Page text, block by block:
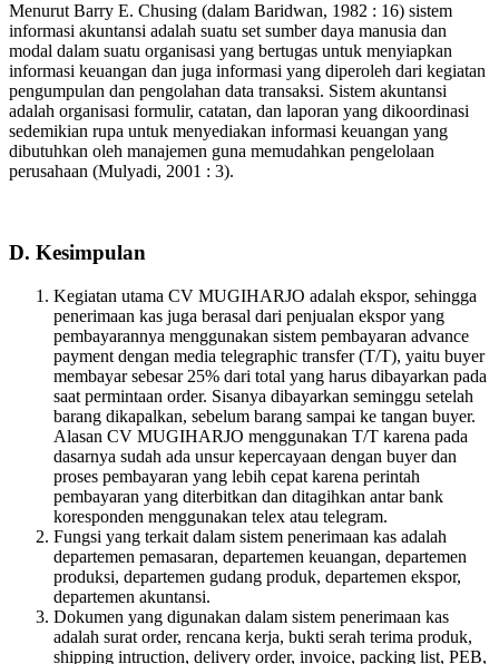
Menurut Barry E. Chusing (dalam Baridwan, 1982 : 16) sistem
informasi akuntansi adalah suatu set sumber daya manusia dan
modal dalam suatu organisasi yang bertugas untuk menyiapkan
informasi keuangan dan juga informasi yang diperoleh dari kegiatan
pengumpulan dan pengolahan data transaksi. Sistem akuntansi
adalah organisasi formulir, catatan, dan laporan yang dikoordinasi
sedemikian rupa untuk menyediakan informasi keuangan yang
dibutuhkan oleh manajemen guna memudahkan pengelolaan
perusahaan (Mulyadi, 2001 : 3).
D. Kesimpulan
Kegiatan utama CV MUGIHARJO adalah ekspor, sehingga
penerimaan kas juga berasal dari penjualan ekspor yang
pembayarannya menggunakan sistem pembayaran advance
payment dengan media telegraphic transfer (T/T), yaitu buyer
membayar sebesar 25% dari total yang harus dibayarkan pada
saat permintaan order. Sisanya dibayarkan seminggu setelah
barang dikapalkan, sebelum barang sampai ke tangan buyer.
Alasan CV MUGIHARJO menggunakan T/T karena pada
dasarnya sudah ada unsur kepercayaan dengan buyer dan
proses pembayaran yang lebih cepat karena perintah
pembayaran yang diterbitkan dan ditagihkan antar bank
koresponden menggunakan telex atau telegram.
Fungsi yang terkait dalam sistem penerimaan kas adalah
departemen pemasaran, departemen keuangan, departemen
produksi, departemen gudang produk, departemen ekspor,
departemen akuntansi.
Dokumen yang digunakan dalam sistem penerimaan kas
adalah surat order, rencana kerja, bukti serah terima produk,
shipping intruction, delivery order, invoice, packing list, PEB,